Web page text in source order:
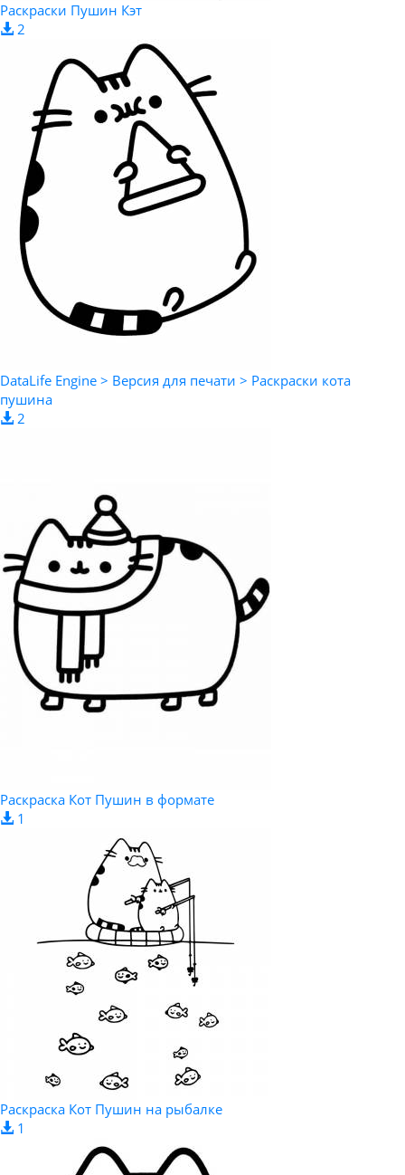
Раскраски Пушин Кэт
2
DataLife Engine > Версия для печати > Раскраски кота
пушина
2
Раскраска Кот Пушин в формате
1
Раскраска Кот Пушин на рыбалке
1